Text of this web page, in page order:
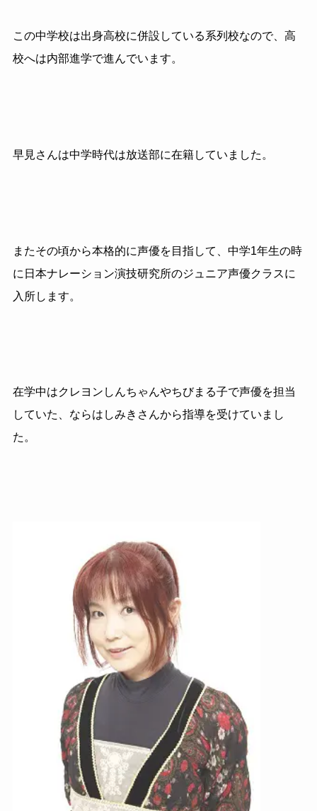
この中学校は出身高校に併設している系列校なので、高
校へは内部進学で進んでいます。
早見さんは中学時代は放送部に在籍していました。
またその頃から本格的に声優を目指して、中学1年生の時
に日本ナレーション演技研究所のジュニア声優クラスに
入所します。
在学中はクレヨンしんちゃんやちびまる子で声優を担当
していた、ならはしみきさんから指導を受けていまし
た。